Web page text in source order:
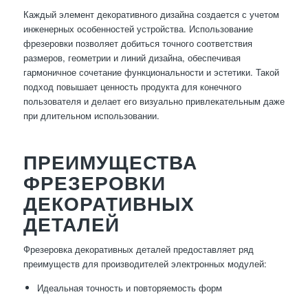
Каждый элемент декоративного дизайна создается с учетом
инженерных особенностей устройства. Использование
фрезеровки позволяет добиться точного соответствия
размеров, геометрии и линий дизайна, обеспечивая
гармоничное сочетание функциональности и эстетики. Такой
подход повышает ценность продукта для конечного
пользователя и делает его визуально привлекательным даже
при длительном использовании.
ПРЕИМУЩЕСТВА
ФРЕЗЕРОВКИ
ДЕКОРАТИВНЫХ
ДЕТАЛЕЙ
Фрезеровка декоративных деталей предоставляет ряд
преимуществ для производителей электронных модулей:
Идеальная точность и повторяемость форм